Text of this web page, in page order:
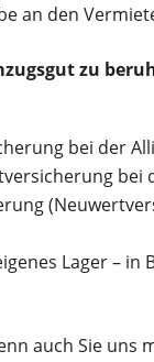
an den
zu
bei der
bei
Lager –
auch Sie uns